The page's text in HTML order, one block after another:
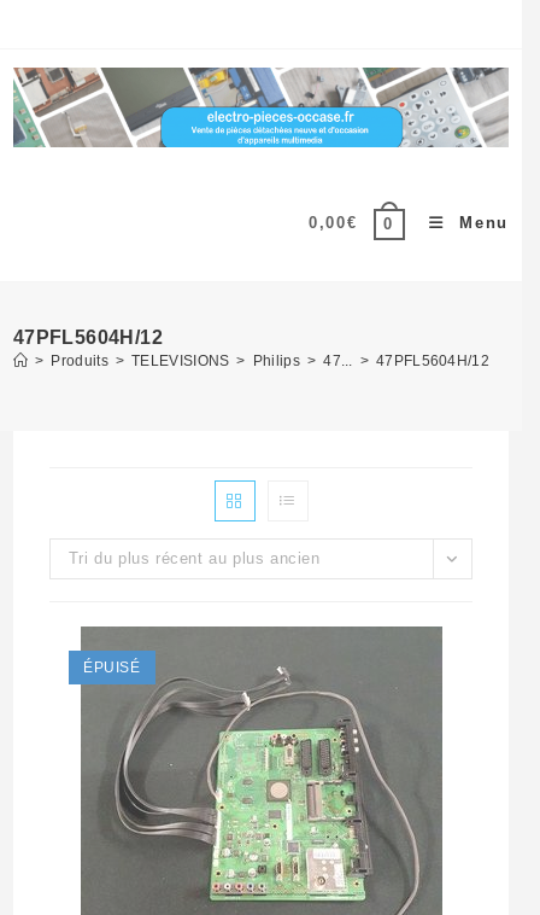
content
0,00€ 0 Menu
47PFL5604H/12
> Produits > TELEVISIONS > Philips > 47... > 47PFL5604H/12
Tri du plus récent au plus ancien
ÉPUISÉ